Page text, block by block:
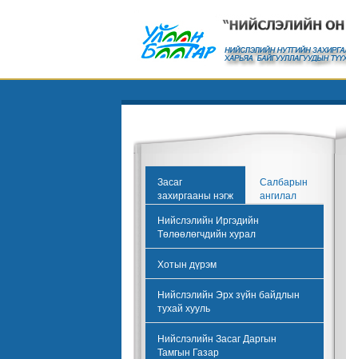
Засаг
захиргааны нэгж
Салбарын
ангилал
Нийслэлийн Иргэдийн
Төлөөлөгчдийн хурал
Хотын дүрэм
Нийслэлийн Эрх зүйн байдлын
тухай хууль
Нийслэлийн Засаг Даргын
Тамгын Газар